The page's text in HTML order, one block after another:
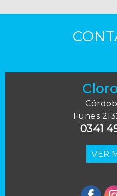
Funes
0341
VER